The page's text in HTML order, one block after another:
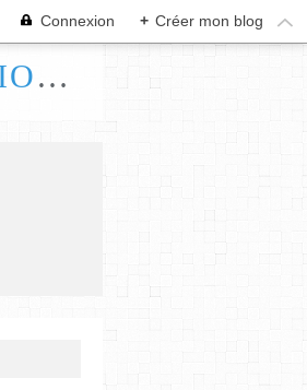
Connexion + Créer mon blog
FRANCE HANDI ART, BIJOUX ACCESSOIRES DÉCORATIONS